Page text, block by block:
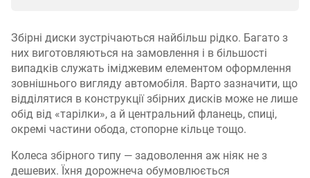
Збірні диски зустрічаються найбільш рідко. Багато з
них виготовляються на замовлення і в більшості
випадків служать іміджевим елементом оформлення
зовнішнього вигляду автомобіля. Варто зазначити, що
відділятися в конструкції збірних дисків може не лише
обід від «тарілки», а й центральний фланець, спиці,
окремі частини обода, стопорне кільце тощо.
Колеса збірного типу — задоволення аж ніяк не з
дешевих. Їхня дорожнеча обумовлюється